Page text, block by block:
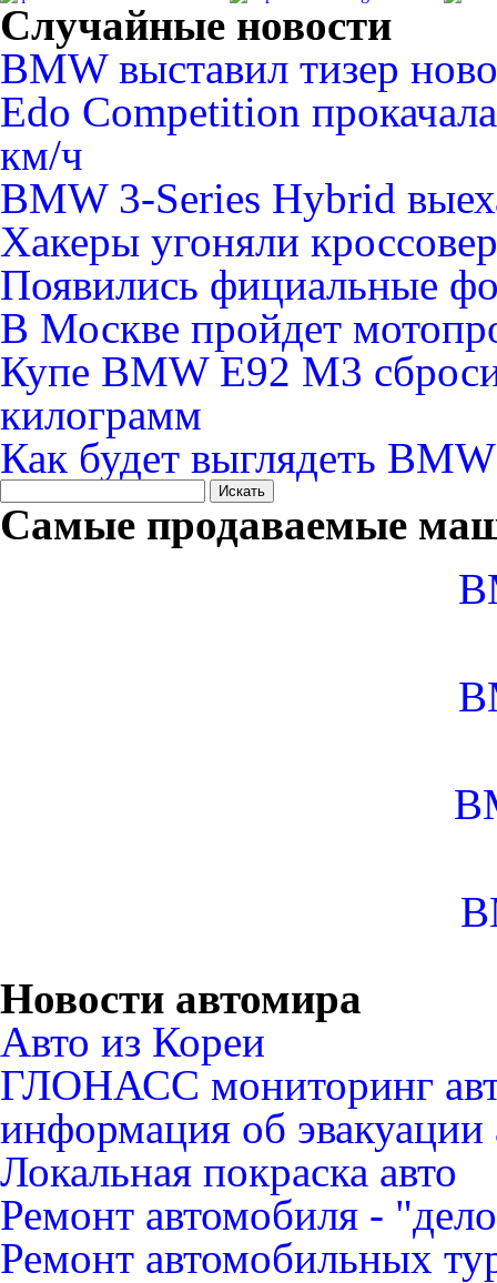
Случайные новости
BMW выставил тизер
Edo Competition
км/ч
BMW 3-Series Hybrid
Хакеры угоняли
Появились фициальные
В Москве пройдет
Купе BMW E92 M3
килограмм
Как будет выглядеть
Самые продаваемые
Новости автомира
Авто из Кореи
ГЛОНАСС мониторинг
информация об эвакуации
Локальная покраска авто
Ремонт автомобиля -
Ремонт автомобильных